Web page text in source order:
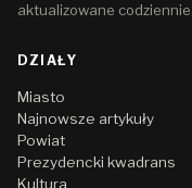
aktualizowane codziennie.
DZIAŁY
Miasto
Najnowsze artykuły
Powiat
Prezydencki kwadrans
Kultura